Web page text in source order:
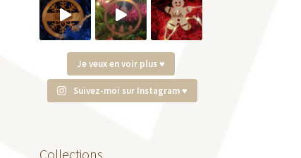
Je veux en voir plus ♥
Suivez-moi sur Instagram ♥
Collections